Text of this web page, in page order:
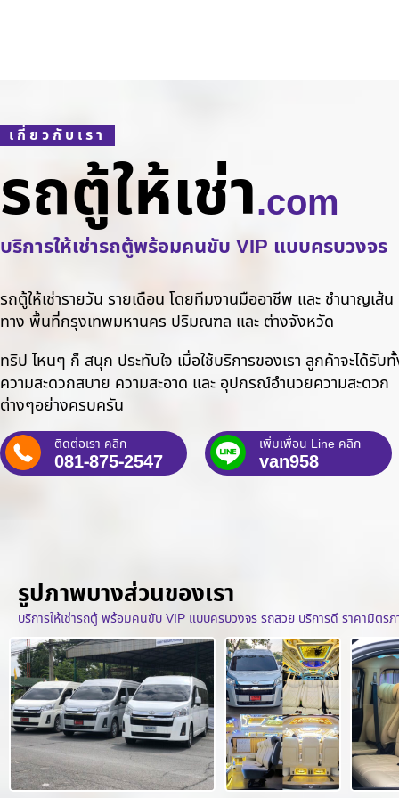
เกี่ยวกับเรา
รถตู้ให้เช่า.com
บริการให้เช่ารถตู้พร้อมคนขับ VIP แบบครบวงจร
รถตู้ให้เช่ารายวัน รายเดือน โดยทีมงานมืออาชีพ และ ชำนาญเส้น
ทาง พื้นที่กรุงเทพมหานคร ปริมณฑล และ ต่างจังหวัด
ทริป ไหนๆ ก็ สนุก ประทับใจ เมื่อใช้บริการของเรา ลูกค้าจะได้รับ
ความสะดวกสบาย ความสะอาด และ อุปกรณ์อำนวยความสะดวก
ต่างๆอย่างครบครัน
ติดต่อเรา คลิก
081-875-2547
เพิ่มเพื่อน Line คลิก
van958
รูปภาพบางส่วนของเรา
บริการให้เช่ารถตู้ พร้อมคนขับ VIP แบบครบวงจร รถสวย บริการดี ราคามิตร